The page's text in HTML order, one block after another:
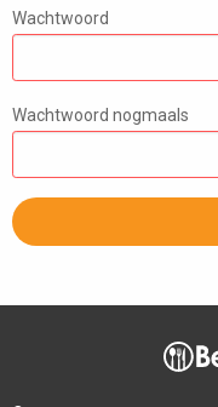
Wachtwoord
Wachtwoord nogmaals